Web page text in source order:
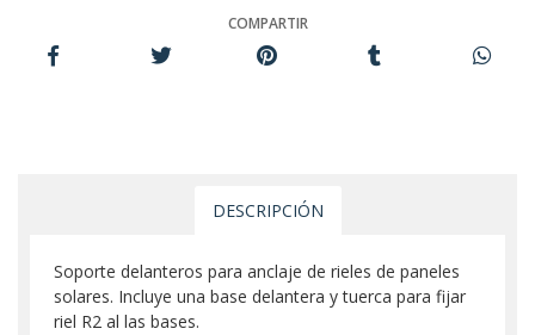
COMPARTIR
DESCRIPCIÓN
Soporte delanteros para anclaje de rieles de paneles
solares. Incluye una base delantera y tuerca para fijar
riel R2 al las bases.